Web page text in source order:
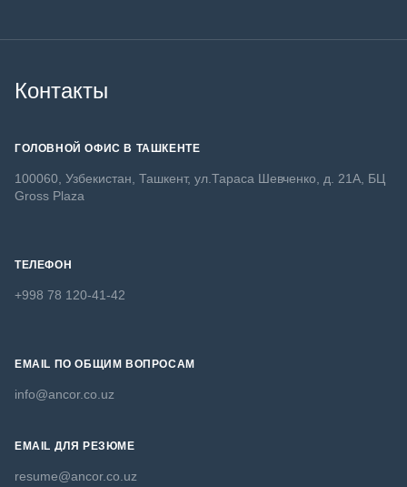
Контакты
ГОЛОВНОЙ ОФИС В ТАШКЕНТЕ
100060, Узбекистан, Ташкент, ул.Тараса Шевченко, д. 21А, БЦ
Gross Plaza
ТЕЛЕФОН
+998 78 120-41-42
EMAIL ПО ОБЩИМ ВОПРОСАМ
info@ancor.co.uz
EMAIL ДЛЯ РЕЗЮМЕ
resume@ancor.co.uz